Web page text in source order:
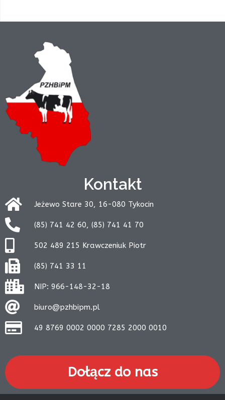
Kontakt
Jeżewo Stare 30, 16-080 Tykocin
(85) 741 42 60, (85) 741 41 70
502 489 215 Krawczeniuk Piotr
(85) 741 33 11
NIP: 966-148-32-18
biuro@pzhbipm.pl
49 8769 0002 0000 7285 2000 0010
Dołącz do nas